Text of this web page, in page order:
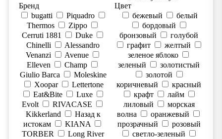
Цвет
бежевый
белый
бордовый
бронзовый
голубой
графит
желтый
зеленое яблоко
зеленый
золотистый
золотой
коричневый
красный
крафт
лайм
лиловый
морская
волна
оранжевый
прозрачный
розовый
светло-зеленый
Бренд
bugatti
Piquadro
Thermos
Zippo
Cerruti 1881
Duke
Chinelli
Alessandro
Venanzi
Avenue
Elleven
Champ
Giulio Barсa
Moleskine
Xoopar
Lettertone
Eat&Bite
Luxe
Evolt
RIVACASE
Kikkerland
Назад к
истокам
KIANA
TORBER
Long River